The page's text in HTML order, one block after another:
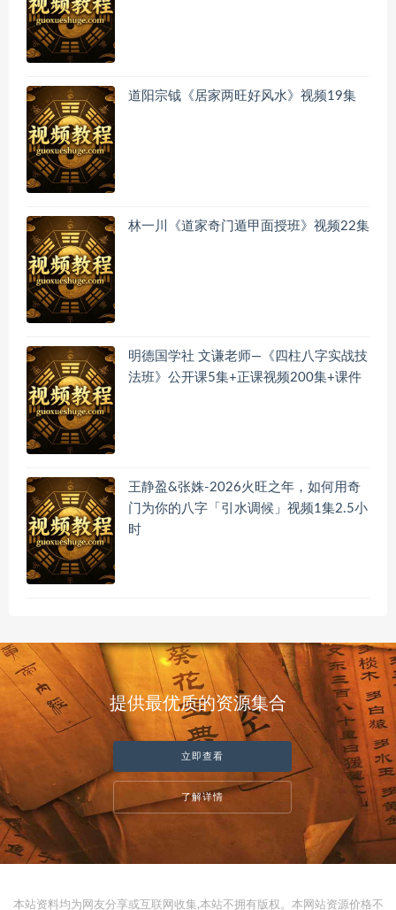
道阳宗钺《居家两旺好风水》视频19集
林一川《道家奇门遁甲面授班》视频22集
明德国学社 文谦老师—《四柱八字实战技
法班》公开课5集+正课视频200集+课件
王静盈&张姝-2026火旺之年，如何用奇
门为你的八字「引水调候」视频1集2.5小
时
提供最优质的资源集合
立即查看
了解详情
本站资料均为网友分享或互联网收集,本站不拥有版权。本网站资源价格不